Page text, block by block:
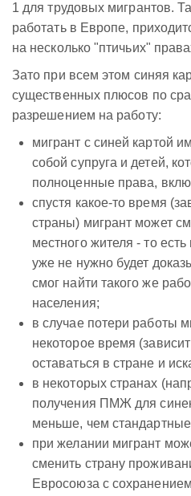
1 для трудовых мигрантов.
работать в Европе,
на несколько "птичьих"
Зато при всем этом синяя
существенных плюсов по
разрешением на работу:
мигрант с синей картой
собой супруга и детей,
полноценные права,
спустя какое-то время
страны) мигрант может
местного жителя - то
уже не нужно будет
смог найти такого же
населения;
в случае потери работы
некоторое время
оставаться в стране и
в некоторых странах
получения ПМЖ для
меньше, чем стандартные
при желании мигрант
сменить страну
Евросоюза с